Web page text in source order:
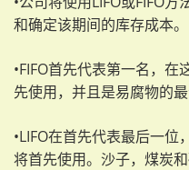
和确定该期间的库存成本。
•FIFO首先代表第一名，
先使用，并且是易腐物的
•LIFO在首先代表最后一
将首先使用。沙子，煤炭